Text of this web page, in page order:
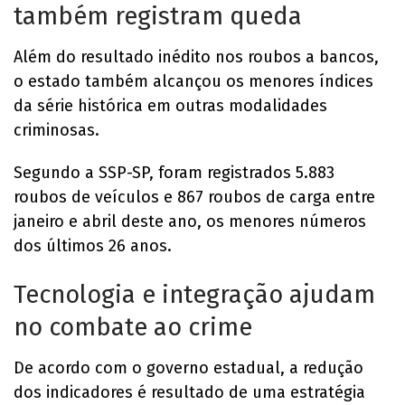
também registram queda
Além do resultado inédito nos roubos a bancos,
o estado também alcançou os menores índices
da série histórica em outras modalidades
criminosas.
Segundo a SSP-SP, foram registrados 5.883
roubos de veículos e 867 roubos de carga entre
janeiro e abril deste ano, os menores números
dos últimos 26 anos.
Tecnologia e integração ajudam
no combate ao crime
De acordo com o governo estadual, a redução
dos indicadores é resultado de uma estratégia